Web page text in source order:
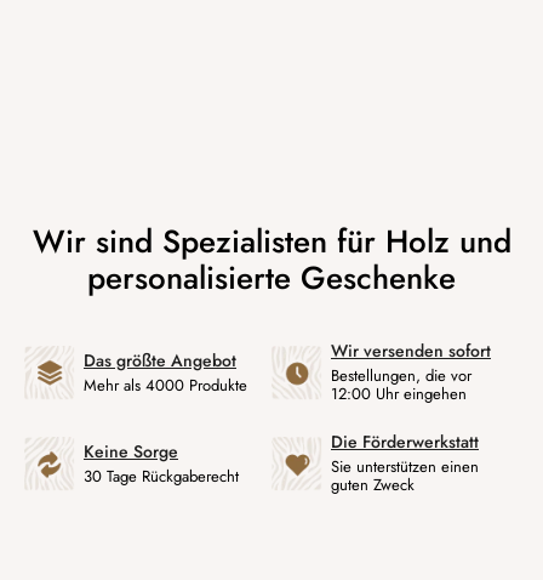
Das größte Angebot
Mehr als 4000 Produkte
Wir versenden sofort
Bestellungen, die vor
12:00 Uhr eingehen
Keine Sorge
30 Tage Rückgaberecht
Die Förderwerkstatt
Sie unterstützen einen
guten Zweck